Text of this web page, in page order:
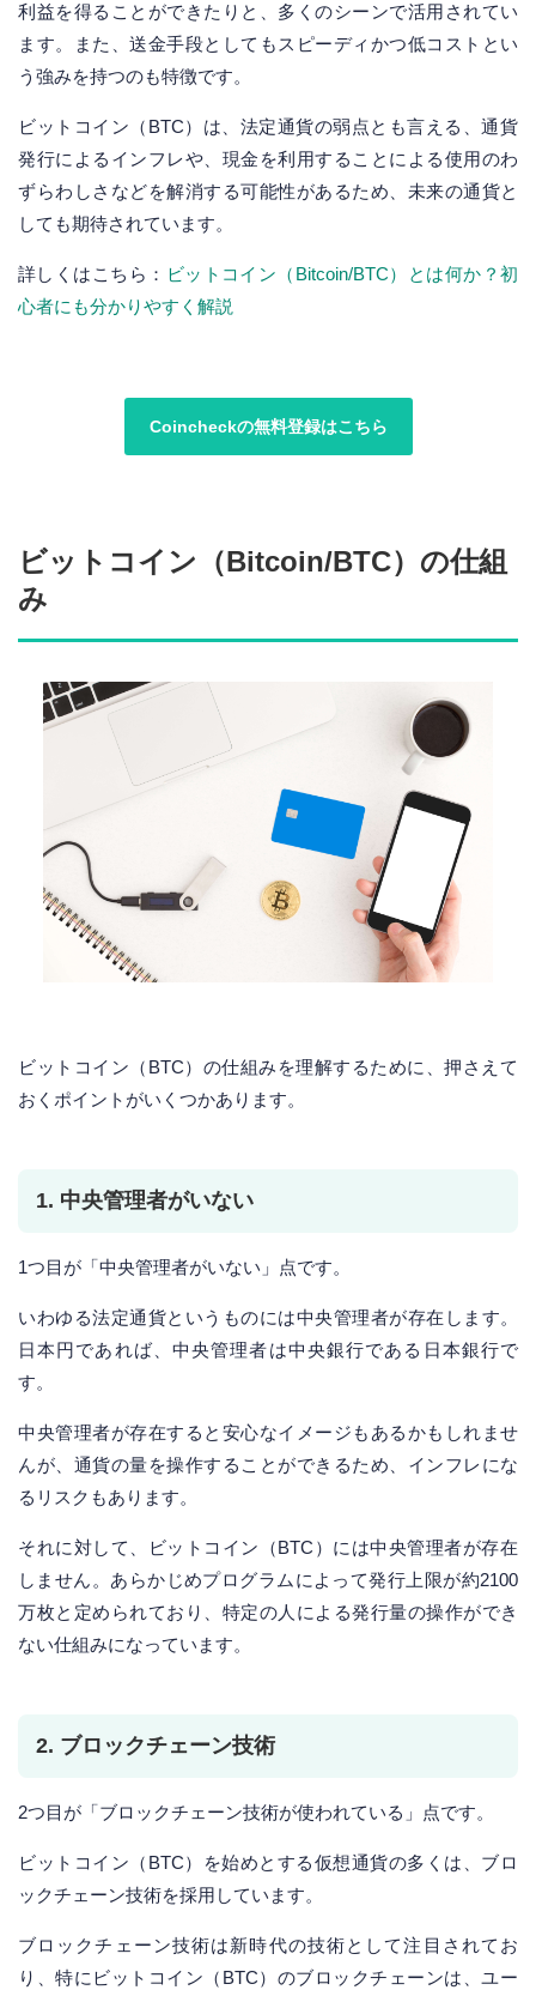
利益を得ることができたりと、多くのシーンで活用されてい
ます。また、送金手段としてもスピーディかつ低コストとい
う強みを持つのも特徴です。
ビットコイン（BTC）は、法定通貨の弱点とも言える、通貨
発行によるインフレや、現金を利用することによる使用のわ
ずらわしさなどを解消する可能性があるため、未来の通貨と
しても期待されています。
詳しくはこちら： ビットコイン（Bitcoin/BTC）とは何か？初
心者にも分かりやすく解説
Coincheckの無料登録はこちら
ビットコイン（Bitcoin/BTC）の仕組
み
ビットコイン（BTC）の仕組みを理解するために、押さえて
おくポイントがいくつかあります。
1. 中央管理者がいない
1つ目が「中央管理者がいない」点です。
いわゆる法定通貨というものには中央管理者が存在します。
日本円であれば、中央管理者は中央銀行である日本銀行で
す。
中央管理者が存在すると安心なイメージもあるかもしれませ
んが、通貨の量を操作することができるため、インフレにな
るリスクもあります。
それに対して、ビットコイン（BTC）には中央管理者が存在
しません。あらかじめプログラムによって発行上限が約2100
万枚と定められており、特定の人による発行量の操作ができ
ない仕組みになっています。
2. ブロックチェーン技術
2つ目が「ブロックチェーン技術が使われている」点です。
ビットコイン（BTC）を始めとする仮想通貨の多くは、ブロ
ックチェーン技術を採用しています。
ブロックチェーン技術は新時代の技術として注目されてお
り、特にビットコイン（BTC）のブロックチェーンは、ユー